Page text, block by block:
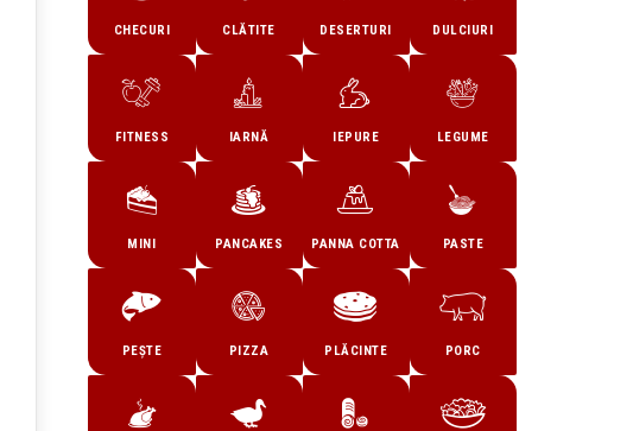
CHECURI CLĂTITE DESERTURI DULCIURI
FITNESS IARNĂ IEPURE LEGUME
MINI PANCAKES PANNA COTTA PASTE
PEȘTE PIZZA PLĂCINTE PORC